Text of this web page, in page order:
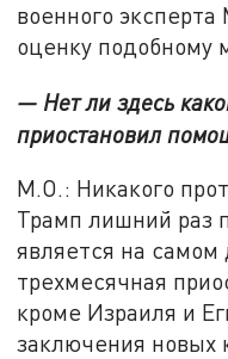
военного
оценку подобному
— Нет ли здесь
приостановил
М.О.: Никакого
Трамп лишний раз
является на
трехмесячная
кроме Израиля и
заключения новых